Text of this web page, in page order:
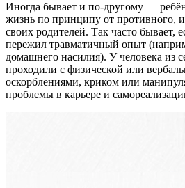
Иногда бывает и по-другому —
жизнь по принципу от противного,
своих родителей. Так часто бывает,
пережил травматичный опыт
домашнего насилия). У человека из
проходили с физической или
оскорблениями, криком или
проблемы в карьере и